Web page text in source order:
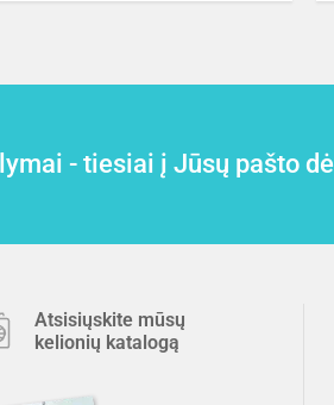
- tiesiai į Jūsų pašto
Atsisiųskite mūsų
kelionių katalogą